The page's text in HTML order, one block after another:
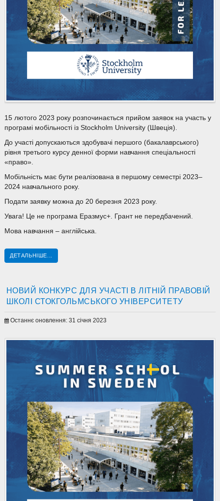
15 лютого 2023 року розпочинається прийом заявок на участь у
програмі мобільності із Stockholm University (Швеція).
До участі допускаються здобувачі першого (бакалаврського)
рівня третього курсу денної форми навчання спеціальності
«право».
Мобільність має бути реалізована в першому семестрі 2023–
2024 навчального року.
Подати заявку можна до 20 березня 2023 року.
Увага! Це не програма Еразмус+. Грант не передбачений.
Мова навчання – англійська.
ДЕТАЛЬНІШЕ...
НОВИЙ КОНКУРС ДЛЯ УЧАСТІ В ЛІТНІЙ ПРАВОВІЙ
ШКОЛІ СТОКГОЛЬМСЬКОГО УНІВЕРСИТЕТУ
Останнє оновлення: 31 січня 2023